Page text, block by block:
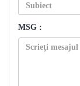
MSG :